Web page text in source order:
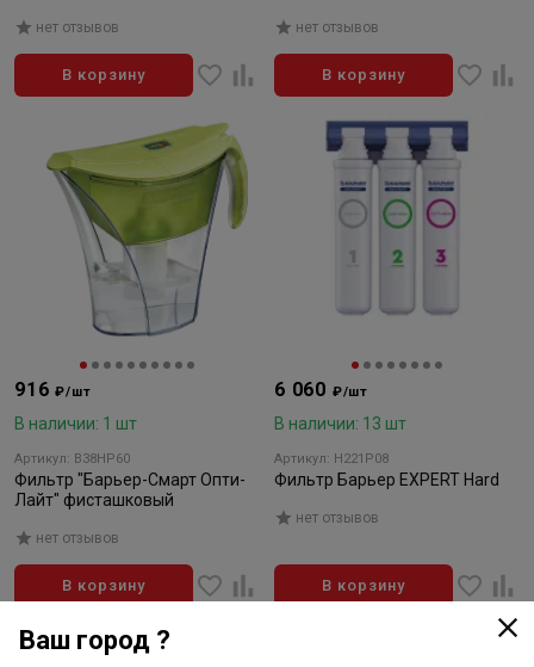
нет отзывов
В корзину
нет отзывов
В корзину
916₽/шт
В наличии: 1 шт
Артикул: В38НР60
Фильтр "Барьер-Смарт Опти-
Лайт" фисташковый
нет отзывов
В корзину
6 060 ₽/шт
В наличии: 13 шт
Артикул: Н221Р08
Фильтр Барьер EXPERT Hard
нет отзывов
В корзину
Ваш город ?